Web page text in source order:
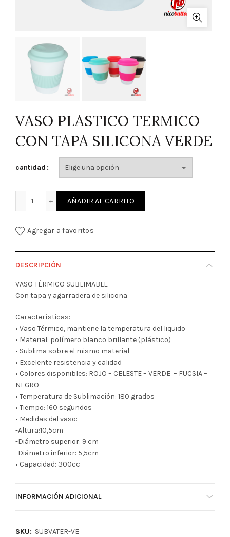
VASO PLASTICO TERMICO
CON TAPA SILICONA VERDE
cantidad
VASO PLASTICO TERMICO CON TAPA SILICONA VERDE
AÑADIR AL CARRITO
Agregar a favoritos
DESCRIPCIÓN
VASO TÉRMICO SUBLIMABLE
Con tapa y agarradera de silicona
Características:
• Vaso Térmico, mantiene la temperatura del liquido
• Material: polímero blanco brillante (plástico)
• Sublima sobre el mismo material
• Excelente resistencia y calidad
• Colores disponibles: ROJO – CELESTE – VERDE – FUCSIA –
NEGRO
• Temperatura de Sublimación: 180 grados
• Tiempo: 160 segundos
• Medidas del vaso:
-Altura:10,5cm
-Diámetro superior: 9 cm
-Diámetro inferior: 5,5cm
• Capacidad: 300cc
INFORMACIÓN ADICIONAL
SKU: SUBVATER-VE